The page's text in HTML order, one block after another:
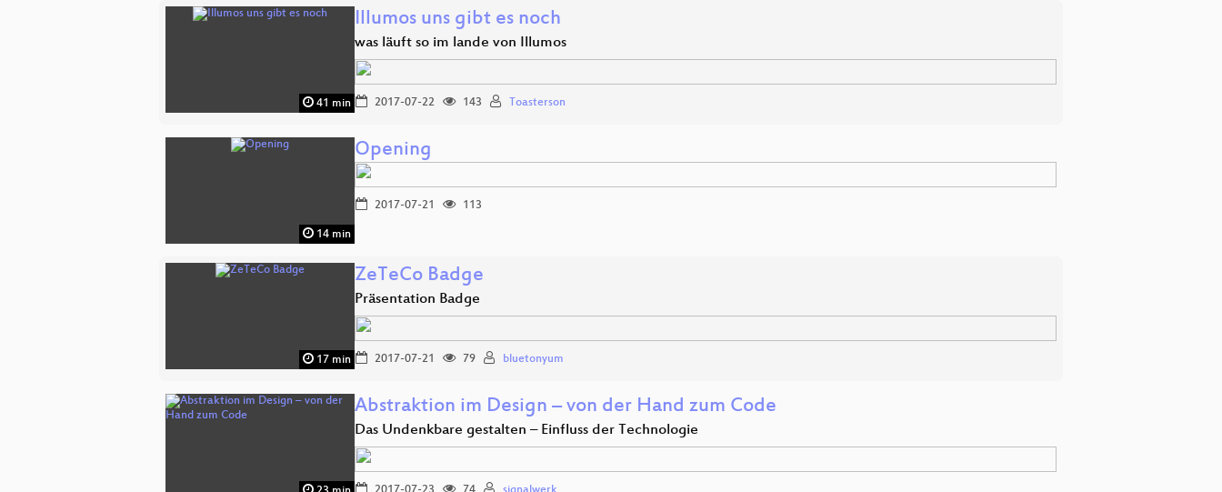
41 min
Illumos uns gibt es noch
was läuft so im lande von Illumos
2017-07-22 143 Toasterson
14 min
Opening
2017-07-21 113
17 min
ZeTeCo Badge
Präsentation Badge
2017-07-21 79 bluetonyum
Abstraktion im Design – von der Hand zum Code
Das Undenkbare gestalten – Einfluss der Technologie